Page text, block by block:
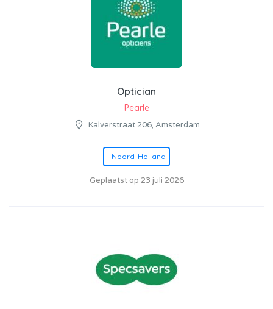
Optician
Pearle
Kalverstraat 206, Amsterdam
Noord-Holland
Geplaatst op 23 juli 2026